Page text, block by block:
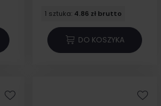
1 sztuka: 4.86 zł brutto
DO KOSZYKA